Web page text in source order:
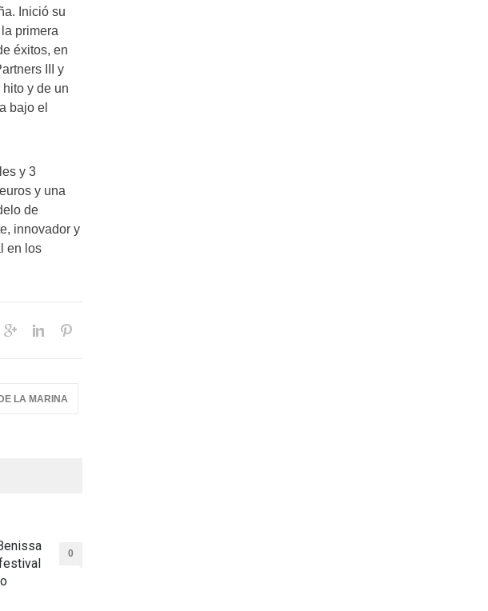
Inició su
primera
éxitos, en
III y
y de un
bajo el
y 3
y una
de
innovador y
en los
LA MARINA
0